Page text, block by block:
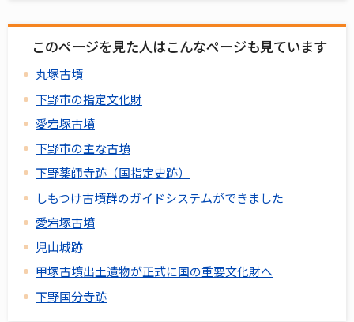
このページを見た人はこんなページも見ています
丸塚古墳
下野市の指定文化財
愛宕塚古墳
下野市の主な古墳
下野薬師寺跡（国指定史跡）
しもつけ古墳群のガイドシステムができました
愛宕塚古墳
児山城跡
甲塚古墳出土遺物が正式に国の重要文化財へ
下野国分寺跡